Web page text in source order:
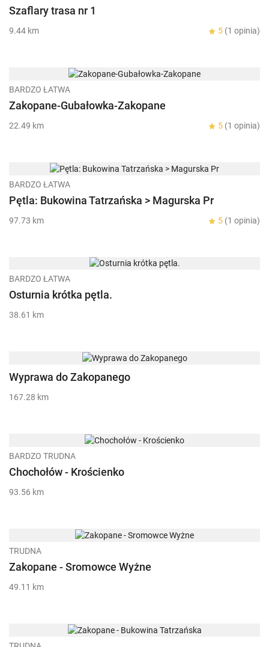
Szaflary trasa nr 1
9.44 km 5 (1 opinia)
BARDZO ŁATWA
Zakopane-Gubałowka-Zakopane
22.49 km 5 (1 opinia)
BARDZO ŁATWA
Pętla: Bukowina Tatrzańska > Magurska Pr
97.73 km 5 (1 opinia)
BARDZO ŁATWA
Osturnia krótka pętla.
38.61 km
Wyprawa do Zakopanego
167.28 km
BARDZO TRUDNA
Chochołów - Krościenko
93.56 km
TRUDNA
Zakopane - Sromowce Wyżne
49.11 km